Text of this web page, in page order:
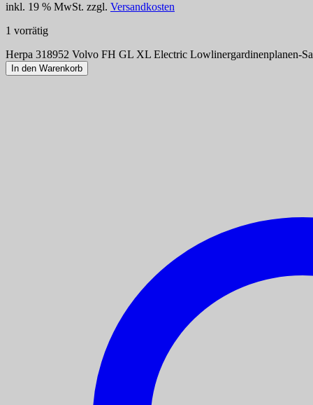
inkl. 19 % MwSt. zzgl. Versandkosten
1 vorrätig
Herpa 318952 Volvo FH GL XL Electric Lowlinergardinenplanen-
In den Warenkorb